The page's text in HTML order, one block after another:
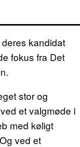
kandidat
fokus fra Det
stor og
et valgmøde i
med køligt
ved et